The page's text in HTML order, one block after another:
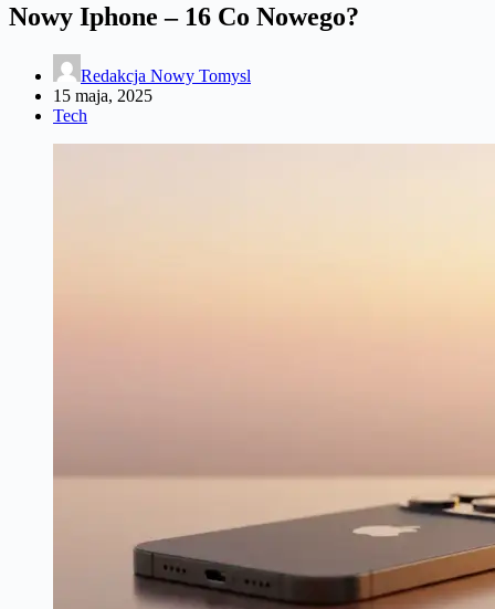
Nowy Iphone – 16 Co Nowego?
Redakcja Nowy Tomysl
15 maja, 2025
Tech